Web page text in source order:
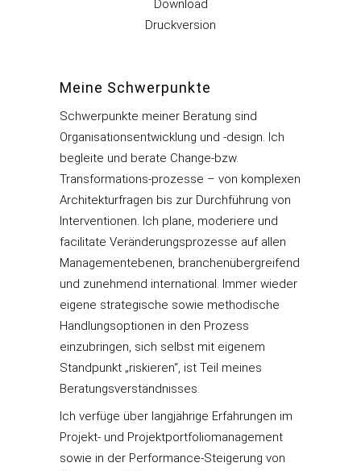
Download
Druckversion
Meine Schwerpunkte
Schwerpunkte meiner Beratung sind
Organisationsentwicklung und -design. Ich
begleite und berate Change-bzw.
Transformations-prozesse – von komplexen
Architekturfragen bis zur Durchführung von
Interventionen. Ich plane, moderiere und
facilitate Veränderungsprozesse auf allen
Managementebenen, branchenübergreifend
und zunehmend international. Immer wieder
eigene strategische sowie methodische
Handlungsoptionen in den Prozess
einzubringen, sich selbst mit eigenem
Standpunkt „riskieren“, ist Teil meines
Beratungsverständnisses.
Ich verfüge über langjährige Erfahrungen im
Projekt- und Projektportfoliomanagement
sowie in der Performance-Steigerung von